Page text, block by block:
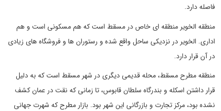
فاصله دارد.
منطقه الخویر منطقه ای خاص در مسقط است که هم مسکونی است و هم
اداری. الخویر در نزدیکی ساحل واقع شده و رستوران ها و فروشگاه های زیادی
در آن قرار دارد.
منطقه مطرح مسقط، محله قدیمی دیگری در شهر مسقط است که به دلیل
قرار داشتن اسکله و بندرگاه سلطان قابوس، تا زمانی که نقت در عمان کشف
نشده بود، مرکز تجارت و بازرگانی این شهر بود. بازار مطرح که شهرت جهانی